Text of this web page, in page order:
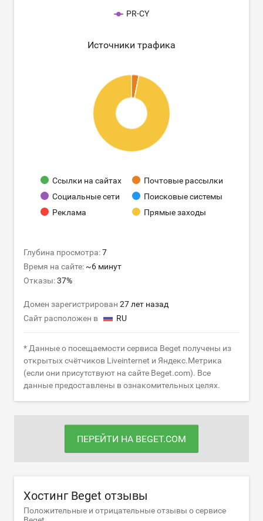
ПЕРЕЙТИ НА BEGET.COM
Хостинг Beget отзывы
Положительные и отрицательные отзывы о сервисе
PR-CY
Источники трафика
Ссылки на сайтах
Почтовые рассылки
Социальные сети
Поисковые системы
Реклама
Прямые заходы
Глубина просмотра:7
Время на сайте: ~6 минут
Отказы:37%
Домен зарегистрирован 27 лет назад
Сайт расположен в
RU
* Данные о посещаемости сервиса Beget получены из
открытых счётчиков Liveinternet и Яндекс.Метрика
(если они присутствуют на сайте Beget.com). Все
данные предоставлены в ознакомительных целях.